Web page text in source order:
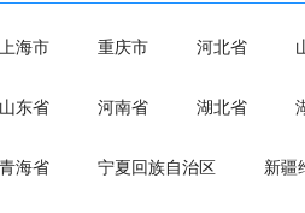
上海市 重庆市 河北省
山东省 河南省 湖北省
青海省 宁夏回族自治区 新疆